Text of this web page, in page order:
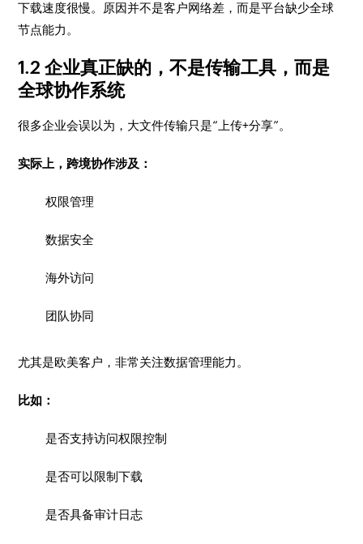
下载速度很慢。原因并不是客户网络差，而是平台缺少全球
节点能力。
1.2 企业真正缺的，不是传输工具，而是
全球协作系统
很多企业会误以为，大文件传输只是“上传+分享”。
实际上，跨境协作涉及：
权限管理
数据安全
海外访问
团队协同
尤其是欧美客户，非常关注数据管理能力。
比如：
是否支持访问权限控制
是否可以限制下载
是否具备审计日志